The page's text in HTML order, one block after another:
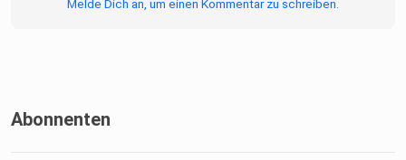
Melde Dich an, um einen Kommentar zu schreiben.
Abonnenten